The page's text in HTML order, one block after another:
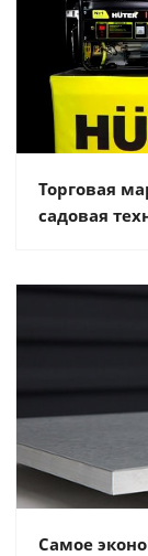
Торговая
садовая
Самое